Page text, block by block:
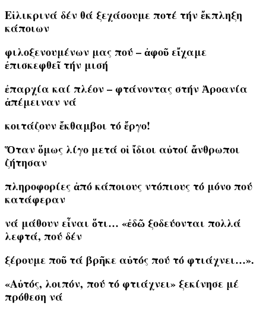
Εἰλικρινά δέν θά ξεχάσουμε ποτέ τήν ἔκπληξη
κάποιων
φιλοξενουμένων μας πού – ἀφοῦ εἴχαμε
ἐπισκεφθεῖ τήν μισή
ἐπαρχία καί πλέον – φτάνοντας στήν Ἀροανία
ἀπέμειναν νά
κοιτάζουν ἔκθαμβοι τό ἔργο!
Ὅταν ὅμως λίγο μετά οἱ ἴδιοι αὐτοί ἄνθρωποι
ζήτησαν
πληροφορίες ἀπό κάποιους ντόπιους τό μόνο πού
κατάφεραν
νά μάθουν εἶναι ὅτι… «ἐδῶ ξοδεύονται πολλά
λεφτά, πού δέν
ξέρουμε ποῦ τά βρῆκε αὐτός πού τό φτιάχνει…».
«Αὐτός, λοιπόν, πού τό φτιάχνει» ξεκίνησε μέ
πρόθεση νά